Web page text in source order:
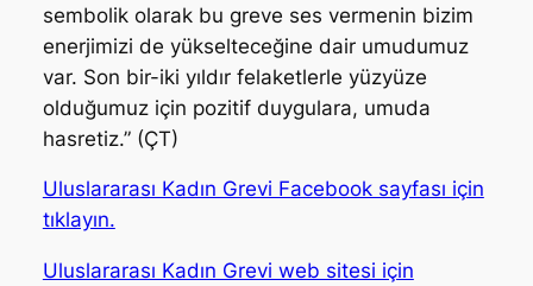
sembolik olarak bu greve ses vermenin bizim
enerjimizi de yükselteceğine dair umudumuz
var. Son bir-iki yıldır felaketlerle yüzyüze
olduğumuz için pozitif duygulara, umuda
hasretiz.” (ÇT)
Uluslararası Kadın Grevi Facebook sayfası için
tıklayın.
Uluslararası Kadın Grevi web sitesi için